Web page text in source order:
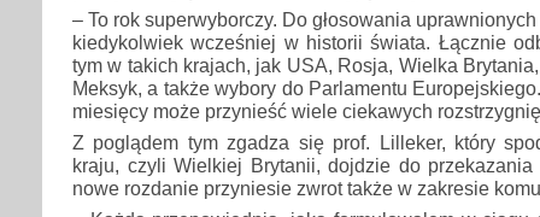
– To rok superwyborczy. Do głosowania
kiedykolwiek wcześniej w historii świata. Łącznie
tym w takich krajach, jak USA, Rosja, Wielka
Meksyk, a także wybory do Parlamentu
miesięcy może przynieść wiele ciekawych
Z poglądem tym zgadza się prof. Lilleker, który
kraju, czyli Wielkiej Brytanii, dojdzie do przekazania
nowe rozdanie przyniesie zwrot także w zakresie